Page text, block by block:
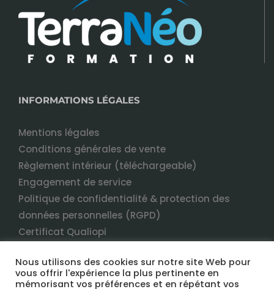
INFORMATIONS LÉGALES
Mentions légales
Conditions générales de vente
Règlement intérieur (téléchargeable)
Engagement de service
Politique de confidentialité & protection des
données personnelles (RGPD)
Certificat Qualiopi
Nous utilisons des cookies sur notre site Web pour
vous offrir l'expérience la plus pertinente en
mémorisant vos préférences et en répétant vos